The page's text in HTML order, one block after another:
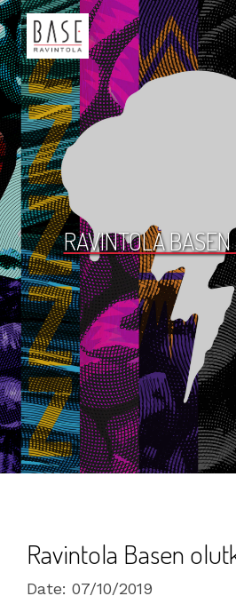
RAVINTOLA
Ravintola Basen
Date: 07/10/2019